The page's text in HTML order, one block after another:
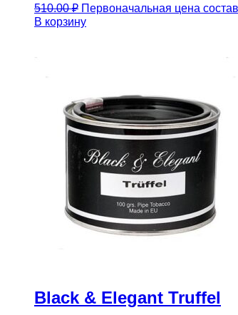
510.00₽ Первоначальная цена
В корзину
Black & Elegant Truffel